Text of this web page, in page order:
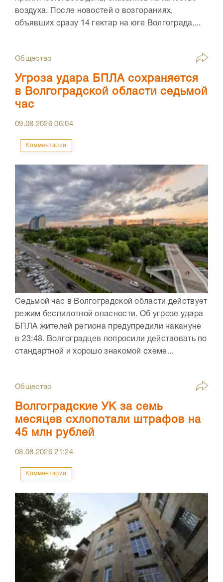
воздуха. После новостей о возгораниях,
объявших сразу 14 гектар на юге Волгограда,...
Общество
Угроза удара БПЛА сохраняется
в Волгоградской области седьмой
час
09.08.202606:04
Комментарии
Седьмой час в Волгоградской области действует
режим беспилотной опасности. Об угрозе удара
БПЛА жителей региона предупредили накануне
в 23:48. Волгоградцев попросили действовать по
стандартной и хорошо знакомой схеме...
Общество
Волгоградские УК за семь
месяцев схлопотали штрафов на
45 млн рублей
08.08.202621:24
Комментарии